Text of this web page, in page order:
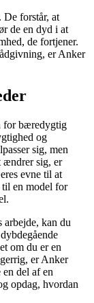
forstår, at
de en dyd i at
de fortjener.
er Anker
for bæredygtig
og
sig, men
ændrer sig, er
evne til at
en model for
kan du
om du er en
er Anker
del af en
opdag, hvordan